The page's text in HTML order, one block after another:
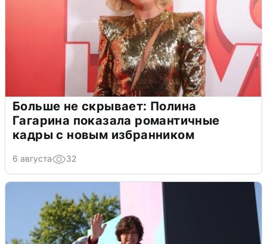
Больше не скрывает: Полина
Гагарина показала романтичные
кадры с новым избранником
6 августа 32